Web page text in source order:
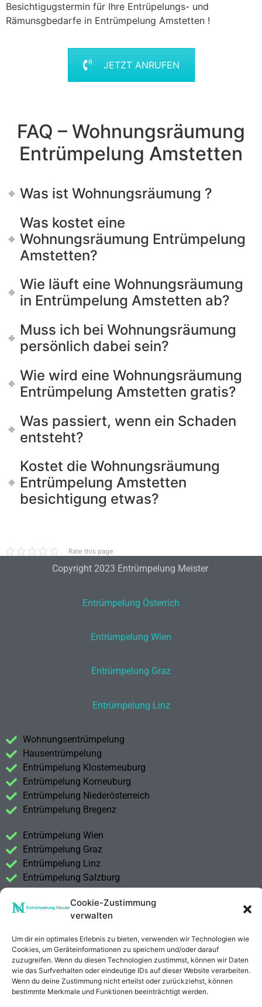
Cookie-Zustimmung
verwalten
Um dir ein optimales Erlebnis zu bieten, verwenden wir Technologien wie
Cookies, um Geräteinformationen zu speichern und/oder darauf
zuzugreifen. Wenn du diesen Technologien zustimmst, können wir Daten
wie das Surfverhalten oder eindeutige IDs auf dieser Website verarbeiten.
Wenn du deine Zustimmung nicht erteilst oder zurückziehst, können
bestimmte Merkmale und Funktionen beeinträchtigt werden.
Besichtigugstermin für Ihre Entrüpelungs- und
Rämunsgbedarfe in Entrümpelung Amstetten !
JETZT ANRUFEN
FAQ – Wohnungsräumung
Entrümpelung Amstetten
Was ist Wohnungsräumung ?
Was kostet eine
Wohnungsräumung Entrümpelung
Amstetten?
Wie läuft eine Wohnungsräumung
in Entrümpelung Amstetten ab?
Muss ich bei Wohnungsräumung
persönlich dabei sein?
Wie wird eine Wohnungsräumung
Entrümpelung Amstetten gratis?
Was passiert, wenn ein Schaden
entsteht?
Kostet die Wohnungsräumung
Entrümpelung Amstetten
besichtigung etwas?
Rate this page
Copyright 2023 Entrümpelung Meister
Entrümpelung Österrich
Entrümpelung Wien
Entrümpelung Graz
Entrümpelung Linz
Wohnungsentrümpelung
Hausentrümpelung
Entrümpelung Klosterneuburg
Entrümpelung Korneuburg
Entrümpelung Niederösterreich
Entrümpelung Bregenz
Entrümpelung Wien
Entrümpelung Graz
Entrümpelung Linz
Entrümpelung Salzburg
Entrümpelung Steiermark
Impressum
Datenschutzerklärung
Anrufen E-Mail